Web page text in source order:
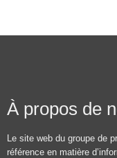
À propos de
Le site web du groupe de
référence en matière